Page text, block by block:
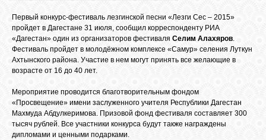
НАРОДЫ
БИБЛИОТЕКА
ФОРУМ
Первый конкурс-фестиваль лезгинской песни «Лезги Сес – 2015»
пройдет в Дагестане 31 июля, сообщил корреспонденту РИА
«Дагестан» один из организаторов фестиваля Селим Алахяров.
Фестиваль пройдет в молодёжном комплексе «Самур» селения Луткун
Ахтынского района. Участие в нем могут принять все желающие в
возрасте от 16 до 40 лет.
Мероприятие проводится благотворительным фондом
«Просвещение» имени заслуженного учителя Республики Дагестан
Махмуда Абдулкеримова. Призовой фонд фестиваля составляет 300
тысяч рублей. Все участники конкурса будут также награждены
дипломами и ценными подарками.